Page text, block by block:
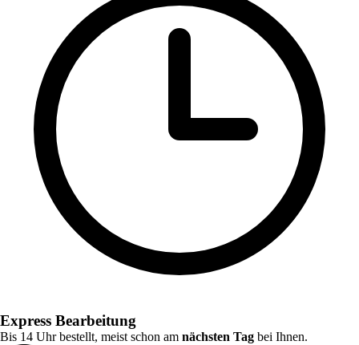
Express Bearbeitung
Bis 14 Uhr bestellt, meist schon am nächsten Tag bei Ihnen.